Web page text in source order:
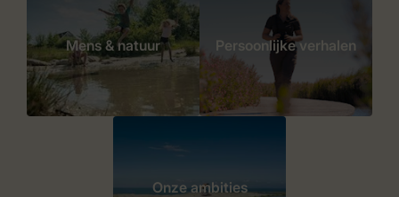
Mens & natuur Persoonlijke verhalen
Onze ambities